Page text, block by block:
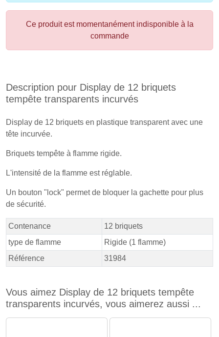
Ce produit est momentanément indisponible à la
commande
Description pour Display de 12 briquets
tempête transparents incurvés
Display de 12 briquets en plastique transparent avec une
tête incurvée.
Briquets tempête à flamme rigide.
L'intensité de la flamme est réglable.
Un bouton "lock" permet de bloquer la gachette pour plus
de sécurité.
Contenance
12 briquets
type de flamme
Rigide (1 flamme)
Référence
31984
Vous aimez Display de 12 briquets tempête
transparents incurvés, vous aimerez aussi ...